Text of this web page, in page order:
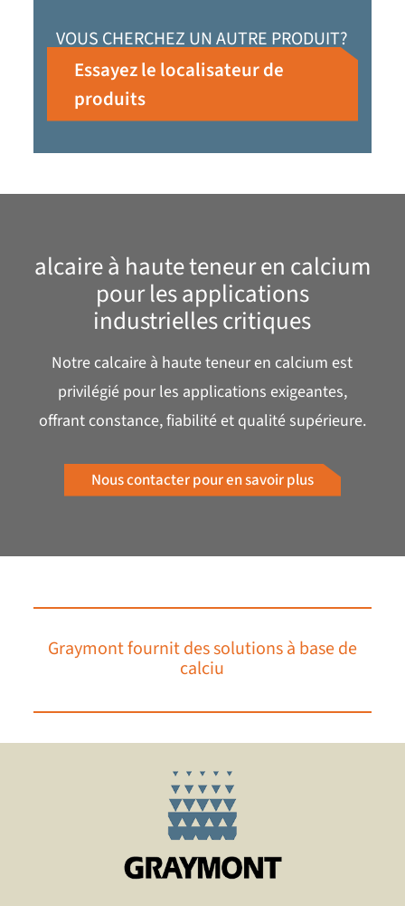
VOUS CHERCHEZ UN AUTRE PRODUIT?
Essayez le localisateur de
produits
alcaire à haute teneur en calcium
pour les applications
industrielles critiques
Notre calcaire à haute teneur en calcium est
privilégié pour les applications exigeantes,
offrant constance, fiabilité et qualité supérieure.
Nous contacter pour en savoir plus
Graymont fournit des solutions à base de
calcium ess